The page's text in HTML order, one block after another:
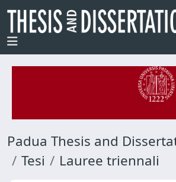
Padua Thesis and
Tesi
Lauree triennali